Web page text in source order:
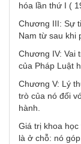
hóa lần thứ I (
Chương III: Sự
Nam từ sau khi
Chương IV: Vai
của Pháp Luật
Chương V: Lý
trò của nó đối
hành.
Giá trị khoa
là ở chỗ: nó